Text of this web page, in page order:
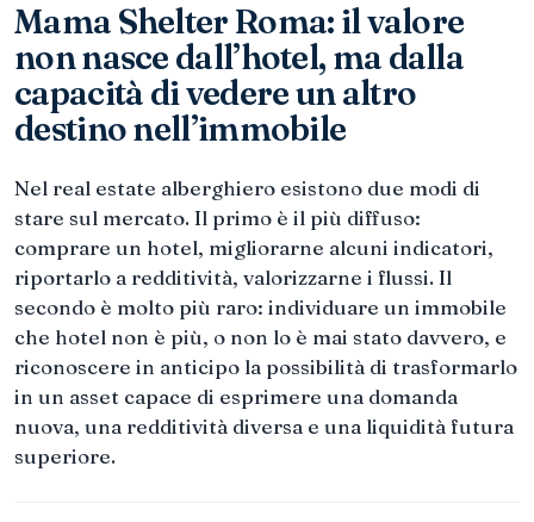
Mama Shelter Roma: il valore
non nasce dall’hotel, ma dalla
capacità di vedere un altro
destino nell’immobile
Nel real estate alberghiero esistono due modi di
stare sul mercato. Il primo è il più diffuso:
comprare un hotel, migliorarne alcuni indicatori,
riportarlo a redditività, valorizzarne i flussi. Il
secondo è molto più raro: individuare un immobile
che hotel non è più, o non lo è mai stato davvero, e
riconoscere in anticipo la possibilità di trasformarlo
in un asset capace di esprimere una domanda
nuova, una redditività diversa e una liquidità futura
superiore.